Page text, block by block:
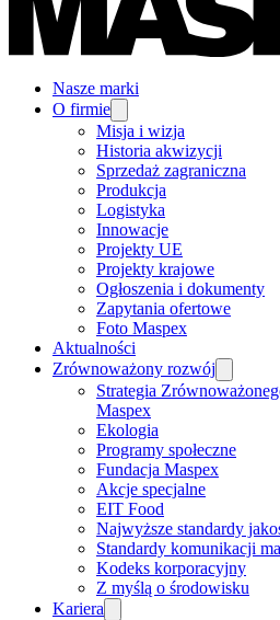
Nasze marki
O firmie
Misja i wizja
Historia akwizycji
Sprzedaż zagraniczna
Produkcja
Logistyka
Innowacje
Projekty UE
Projekty krajowe
Ogłoszenia i dokumenty
Zapytania ofertowe
Foto Maspex
Aktualności
Zrównoważony rozwój
Strategia
Maspex
Ekologia
Programy społeczne
Fundacja Maspex
Akcje specjalne
EIT Food
Najwyższe standardy
Standardy komunikacji
Kodeks korporacyjny
Z myślą o środowisku
Kariera